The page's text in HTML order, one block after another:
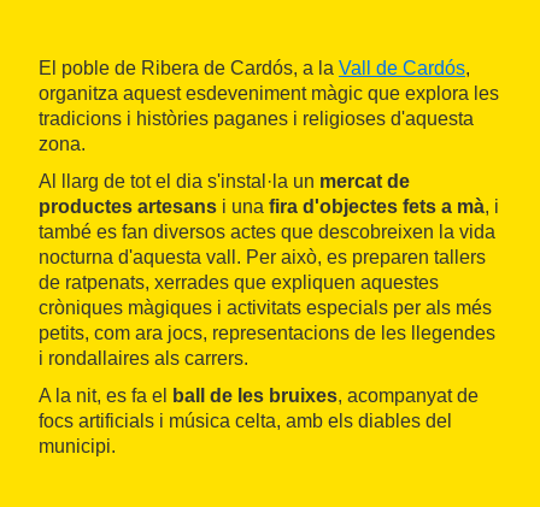
El poble de Ribera de Cardós, a la Vall de Cardós,
organitza aquest esdeveniment màgic que explora les
tradicions i històries paganes i religioses d'aquesta
zona.
Al llarg de tot el dia s'instal·la un mercat de
productes artesans i una fira d'objectes fets a mà, i
també es fan diversos actes que descobreixen la vida
nocturna d'aquesta vall. Per això, es preparen tallers
de ratpenats, xerrades que expliquen aquestes
cròniques màgiques i activitats especials per als més
petits, com ara jocs, representacions de les llegendes
i rondallaires als carrers.
A la nit, es fa el
ball de les bruixes, acompanyat de
focs artificials i música celta, amb els diables del
municipi.